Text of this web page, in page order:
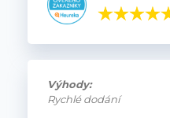
Výhody:
Rychlé dodání